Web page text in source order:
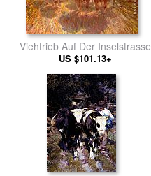
Viehtrieb Auf Der Inselstrasse
US $101.13+